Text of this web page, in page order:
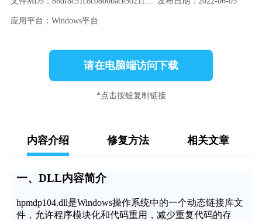
应用平台：Windows平台
请在电脑端访问下载
*点击按钮复制链接
内容介绍 修复方法 相关文章
一、DLL内容简介
hpmdp104.dll是Windows操作系统中的一个动态链接库文
件，允许程序模块化和代码重用，减少重复代码的存